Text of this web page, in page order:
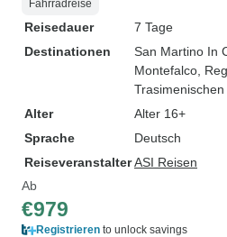
Fahrradreise
Reisedauer
7 Tage
Destinationen
San Martino In
Montefalco ,
Trasimenischen
Alter
Alter 16+
Sprache
Deutsch
ReiseveranstalterASI Reisen
Ab
€979
Registrieren to unlock savings